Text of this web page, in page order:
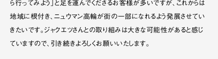
ら行ってみよう」と足を運んでくださるお客様が多いですが、これからは
地域に根付き、ニュウマン高輪が街の一部になれるよう発展させてい
きたいです。ジャクエツさんとの取り組みは大きな可能性があると感じ
ていますので、引き続きよろしくお願いいたします。